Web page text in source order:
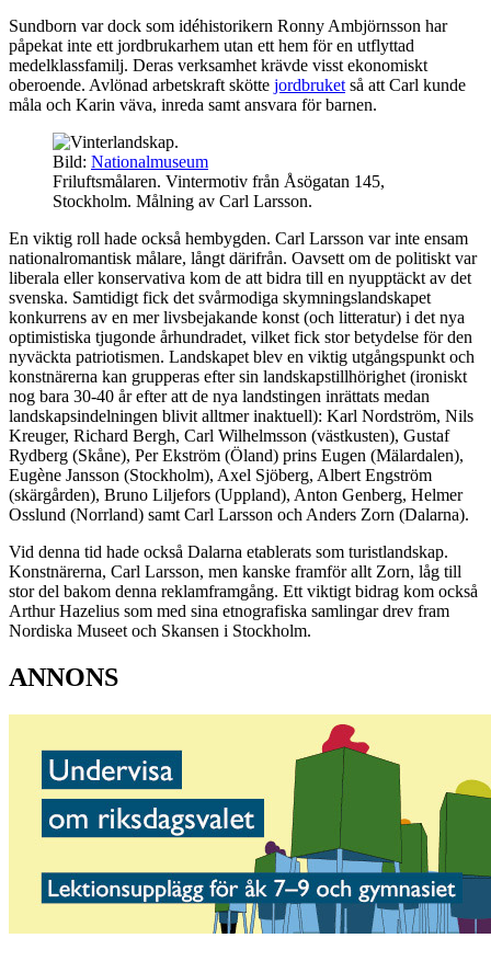
Sundborn var dock som idéhistorikern Ronny Ambjörnsson har
påpekat inte ett jordbrukarhem utan ett hem för en utflyttad
medelklassfamilj. Deras verksamhet krävde visst ekonomiskt
oberoende. Avlönad arbetskraft skötte jordbruket så att Carl kunde
måla och Karin väva, inreda samt ansvara för barnen.
Bild: Nationalmuseum
Friluftsmålaren. Vintermotiv från Åsögatan 145,
Stockholm. Målning av Carl Larsson.
En viktig roll hade också hembygden. Carl Larsson var inte ensam
nationalromantisk målare, långt därifrån. Oavsett om de politiskt var
liberala eller konservativa kom de att bidra till en nyupptäckt av det
svenska. Samtidigt fick det svårmodiga skymningslandskapet
konkurrens av en mer livsbejakande konst (och litteratur) i det nya
optimistiska tjugonde århundradet, vilket fick stor betydelse för den
nyväckta patriotismen. Landskapet blev en viktig utgångspunkt och
konstnärerna kan grupperas efter sin landskapstillhörighet (ironiskt
nog bara 30-40 år efter att de nya landstingen inrättats medan
landskapsindelningen blivit alltmer inaktuell): Karl Nordström, Nils
Kreuger, Richard Bergh, Carl Wilhelmsson (västkusten), Gustaf
Rydberg (Skåne), Per Ekström (Öland) prins Eugen (Mälardalen),
Eugène Jansson (Stockholm), Axel Sjöberg, Albert Engström
(skärgården), Bruno Liljefors (Uppland), Anton Genberg, Helmer
Osslund (Norrland) samt Carl Larsson och Anders Zorn (Dalarna).
Vid denna tid hade också Dalarna etablerats som turistlandskap.
Konstnärerna, Carl Larsson, men kanske framför allt Zorn, låg till
stor del bakom denna reklamframgång. Ett viktigt bidrag kom också
Arthur Hazelius som med sina etnografiska samlingar drev fram
Nordiska Museet och Skansen i Stockholm.
ANNONS